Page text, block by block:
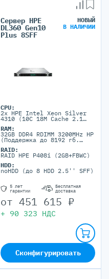
Сервер HPE
DL360 Gen10
Plus 8SFF
НОВЫЙ
В НАЛИЧИИ
CPU:
2x HPE Intel Xeon Silver
4310 (10C 18M Cache 2.1
RAM:
32GB DDR4 RDIMM 3200MHz HP
(Поддержка до 8192 гб.
портов)
RAID:
RAID HPE P408i (2GB+FBWC)
HDD:
noHDD (до 8 HDD 2.5'' SFF)
5 лет
гарантии
Бесплатная
доставка
от 451 615 ₽
+ 90 323 НДС
Сконфигурировать